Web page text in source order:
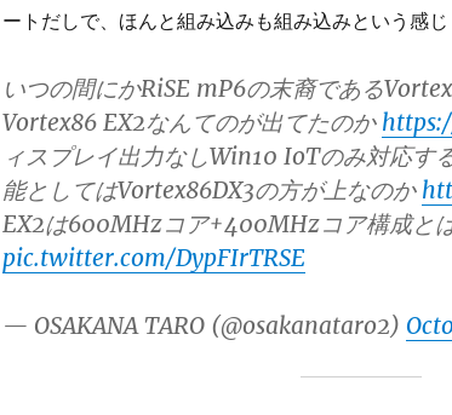
ートだしで、ほんと組み込みも組み込みという感じ
いつの間にかRiSE mP6の末裔である
Vortex86 EX2なんてのが出てたのか
ィスプレイ出力なしWin10 IoTのみ対応す
能としてはVortex86DX3の方が上なのか
EX2は600MHzコア+400MHzコア構成と
pic.twitter.com/DypFIrTRSE
— OSAKANA TARO (@osakanataro2)